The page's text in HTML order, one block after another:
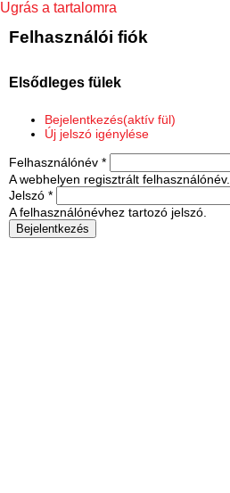
Ugrás a tartalomra
Felhasználói fiók
Elsődleges fülek
Bejelentkezés(aktív fül)
Új jelszó igénylése
Felhasználónév *
A webhelyen regisztrált felhasználónév.
Jelszó *
A felhasználónévhez tartozó jelszó.